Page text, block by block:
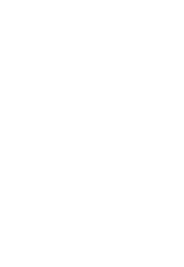
跟踪暂停的日期、时间和持
重大事件
）策略而不是使用预定义的
求。查看为事件、问题、变
SLA 策略和重大事件的高级